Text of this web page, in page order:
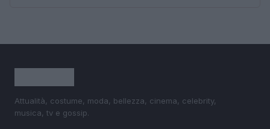
Attualità, costume, moda, bellezza, cinema, celebrity,
musica, tv e gossip.